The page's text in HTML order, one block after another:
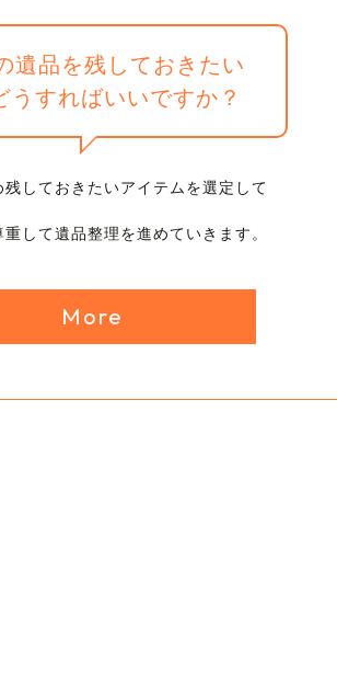
遺品を残しておきたい
うすればいいですか？
しておきたいアイテムを選定して
して遺品整理を進めていきます。
More